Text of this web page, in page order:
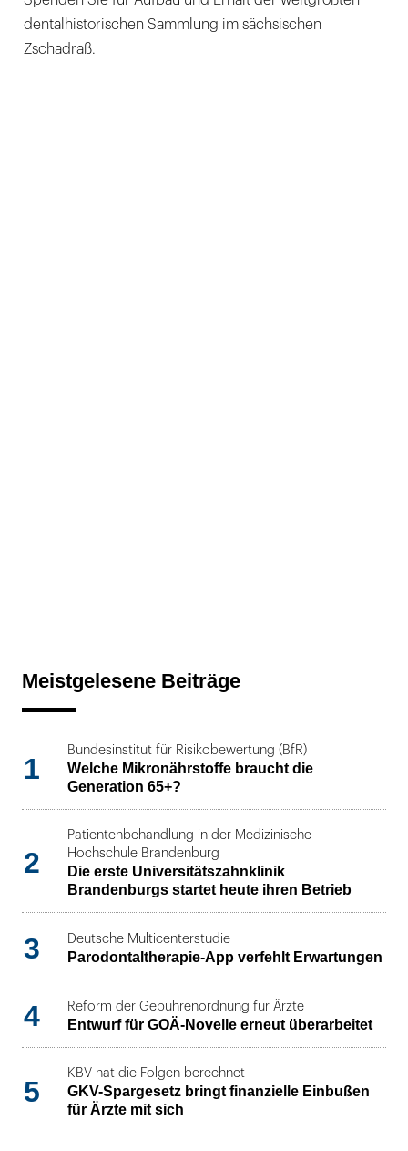
dentalhistorischen Sammlung im sächsischen
Zschadraß.
Meistgelesene Beiträge
1
Bundesinstitut für Risikobewertung (BfR)
Welche Mikronährstoffe braucht die
Generation 65+?
2
Patientenbehandlung in der Medizinische
Hochschule Brandenburg
Die erste Universitätszahnklinik
Brandenburgs startet heute ihren Betrieb
3 Deutsche Multicenterstudie
Parodontaltherapie-App verfehlt Erwartungen
4 Reform der Gebührenordnung für Ärzte
Entwurf für GOÄ-Novelle erneut überarbeitet
5
KBV hat die Folgen berechnet
GKV-Spargesetz bringt finanzielle Einbußen
für Ärzte mit sich